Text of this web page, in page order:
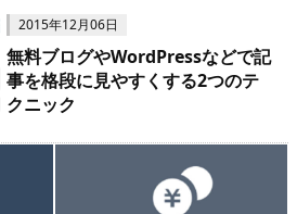
2015年12月06日
無料ブログやWordPressなどで記
事を格段に見やすくする2つのテ
クニック